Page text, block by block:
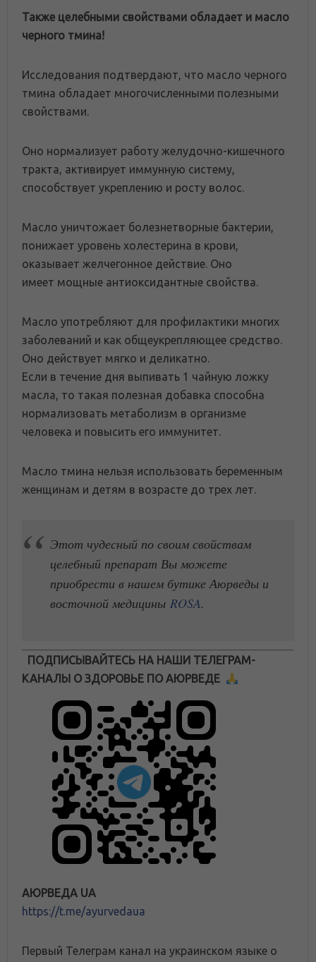
Также целебными свойствами обладает и масло
черного тмина!
Исследования подтвердают, что масло черного
тмина обладает многочисленными полезными
свойствами.
Оно нормализует работу желудочно-кишечного
тракта, активирует иммунную систему,
способствует укреплению и росту волос.
Масло уничтожает болезнетворные бактерии,
понижает уровень холестерина в крови,
оказывает желчегонное действие. Оно
имеет мощные антиоксидантные свойства.
Масло употребляют для профилактики многих
заболеваний и как общеукрепляющее средство.
Оно действует мягко и деликатно.
Если в течение дня выпивать 1 чайную ложку
масла, то такая полезная добавка способна
нормализовать метаболизм в организме
человека и повысить его иммунитет.
Масло тмина нельзя использовать беременным
женщинам и детям в возрасте до трех лет.
Этот чудесный по своим свойствам
целебный препарат Вы можете
приобрести в нашем бутике Аюрведы и
восточной медицины ROSA.
ПОДПИСЫВАЙТЕСЬ НА НАШИ ТЕЛЕГРАМ-
КАНАЛЫ О ЗДОРОВЬЕ ПО АЮРВЕДЕ
АЮРВЕДА UA
https://t.me/ayurvedaua
Первый Телеграм канал на украинском языке о